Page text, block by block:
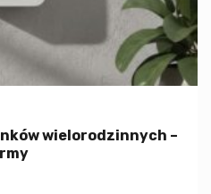
wielorodzinnych –